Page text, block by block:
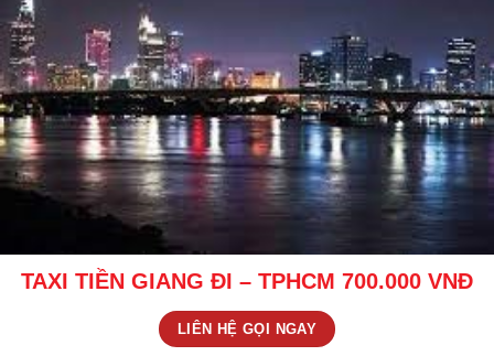
TAXI TIỀN GIANG ĐI – TPHCM 700.000 VNĐ
LIÊN HỆ GỌI NGAY